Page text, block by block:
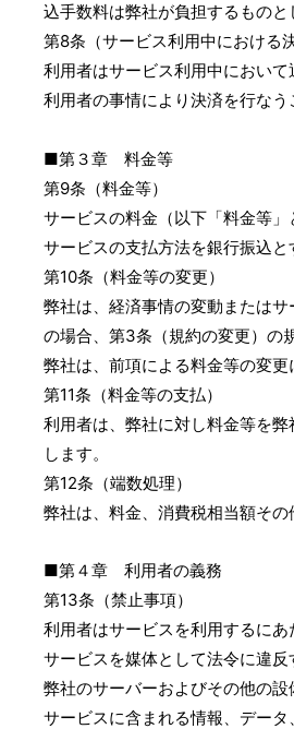
込手数料は弊社が負担するものと
第8条（サービス利用中における
利用者はサービス利用中におい
利用者の事情により決済を行な
■第３章 料金等
第9条（料金等）
サービスの料金（以下「料金等」
サービスの支払方法を銀行振込と
第10条（料金等の変更）
弊社は、経済事情の変動または
の場合、第3条（規約の変更）の
弊社は、前項による料金等の変更
第11条（料金等の支払）
利用者は、弊社に対し料金等を
します。
第12条（端数処理）
弊社は、料金、消費税相当額そ
■第４章 利用者の義務
第13条（禁止事項）
利用者はサービスを利用するにあ
サービスを媒体として法令に違
弊社のサーバーおよびその他の設
サービスに含まれる情報、デー